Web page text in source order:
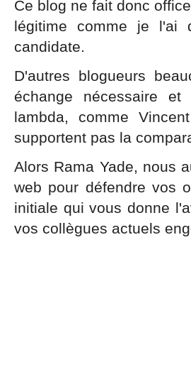
Ce blog ne fait donc
légitime comme je l'ai
candidate.
D'autres blogueurs
échange nécessaire
lambda, comme
supportent pas la
Alors Rama Yade, nous
web pour défendre vos
initiale qui vous donne
vos collègues actuels